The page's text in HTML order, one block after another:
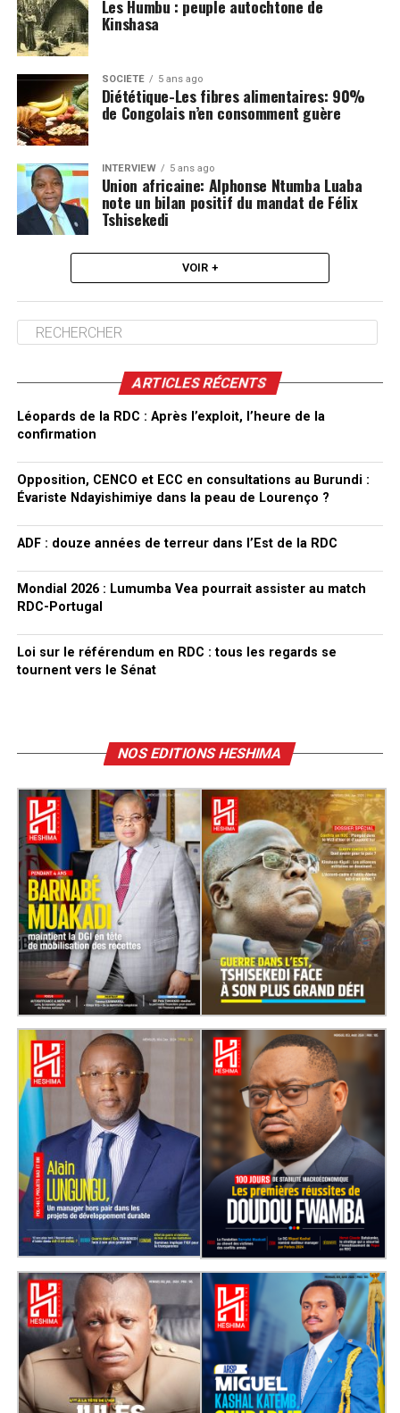
Les Humbu : peuple autochtone de
Kinshasa
SOCIÉTÉ 5 ans ago
Diététique-Les fibres alimentaires: 90%
de Congolais n’en consomment guère
INTERVIEW 5 ans ago
Union africaine: Alphonse Ntumba Luaba
note un bilan positif du mandat de Félix
Tshisekedi
VOIR +
ARTICLES RÉCENTS
Léopards de la RDC : Après l’exploit, l’heure de la
confirmation
Opposition, CENCO et ECC en consultations au Burundi :
Évariste Ndayishimiye dans la peau de Lourenço ?
ADF : douze années de terreur dans l’Est de la RDC
Mondial 2026 : Lumumba Vea pourrait assister au match
RDC-Portugal
Loi sur le référendum en RDC : tous les regards se
tournent vers le Sénat
NOS EDITIONS HESHIMA